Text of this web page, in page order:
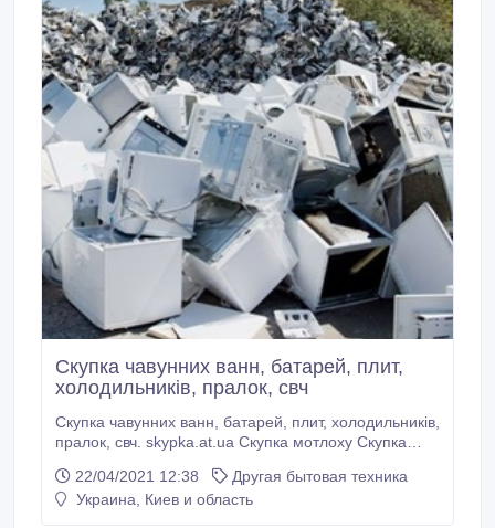
Скупка чавунних ванн, батарей, плит,
холодильників, пралок, свч
Скупка чавунних ванн, батарей, плит, холодильників,
пралок, свч. skypka.at.ua Скупка мотлоху Скупка
Скупка ванн в Києв Скупка плит в Києві Скупка
батарей в Києв і Викуп бронедверей Скупка
22/04/2021 12:38
Другая бытовая техника
Украина, Киев и область